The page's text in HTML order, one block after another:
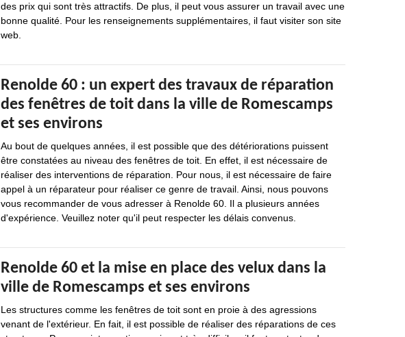
des prix qui sont très attractifs. De plus, il peut vous assurer un travail avec une
bonne qualité. Pour les renseignements supplémentaires, il faut visiter son site
web.
Renolde 60 : un expert des travaux de réparation
des fenêtres de toit dans la ville de Romescamps
et ses environs
Au bout de quelques années, il est possible que des détériorations puissent
être constatées au niveau des fenêtres de toit. En effet, il est nécessaire de
réaliser des interventions de réparation. Pour nous, il est nécessaire de faire
appel à un réparateur pour réaliser ce genre de travail. Ainsi, nous pouvons
vous recommander de vous adresser à Renolde 60. Il a plusieurs années
d'expérience. Veuillez noter qu'il peut respecter les délais convenus.
Renolde 60 et la mise en place des velux dans la
ville de Romescamps et ses environs
Les structures comme les fenêtres de toit sont en proie à des agressions
venant de l'extérieur. En fait, il est possible de réaliser des réparations de ces